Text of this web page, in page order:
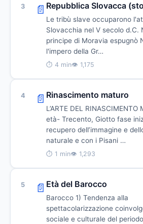
3 📄 Repubblica Slovacca
Le tribù slave occuparono
Slovacchia nel V secolo d.C.
principe di Moravia espugnò
l'impero della Gr…
⏱ 4 min👁 1,175
4 📄 Rinascimento maturo
L’ARTE DEL RINASCIMENTO
età- Trecento, Giotto fase
recupero dell’immagine e
naturale e con i Pisani …
⏱ 1 min👁 1,293
5 📄 Età del Barocco
Barocco 1) Tendenza alla
spettacolarizzazione
sociale e culturale del